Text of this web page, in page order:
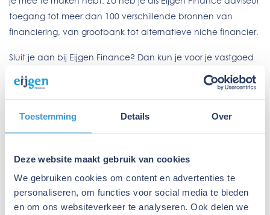
Toestemming Details Over
Deze website maakt gebruik van cookies
We gebruiken cookies om content en advertenties te
personaliseren, om functies voor social media te bieden
en om ons websiteverkeer te analyseren. Ook delen we
toegang tot meer dan 100 verschillende bronnen van
financiering, van grootbank tot alternatieve niche financier.
Sluit je aan bij Eijgen Finance? Dan kun je voor je vastgoed
klanten nog net een stapje verdergaan omdat je exclusief
toegang hebt tot Jild. Met ons eigen label Jild verstrekken
investeerders te koppelen aan de vastgoed professionals
waar we mee werken.
Meer redenen om aan te sluiten bij Eijgen Finance
> Je profiteert van de goede naam die we hebben
opgebouwd in de markt.
> Je hebt de voordelen van zelfstandig werken maar